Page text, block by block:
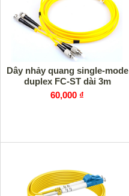
Dây nhảy quang single-mode
duplex FC-ST dài 3m
60,000 ₫